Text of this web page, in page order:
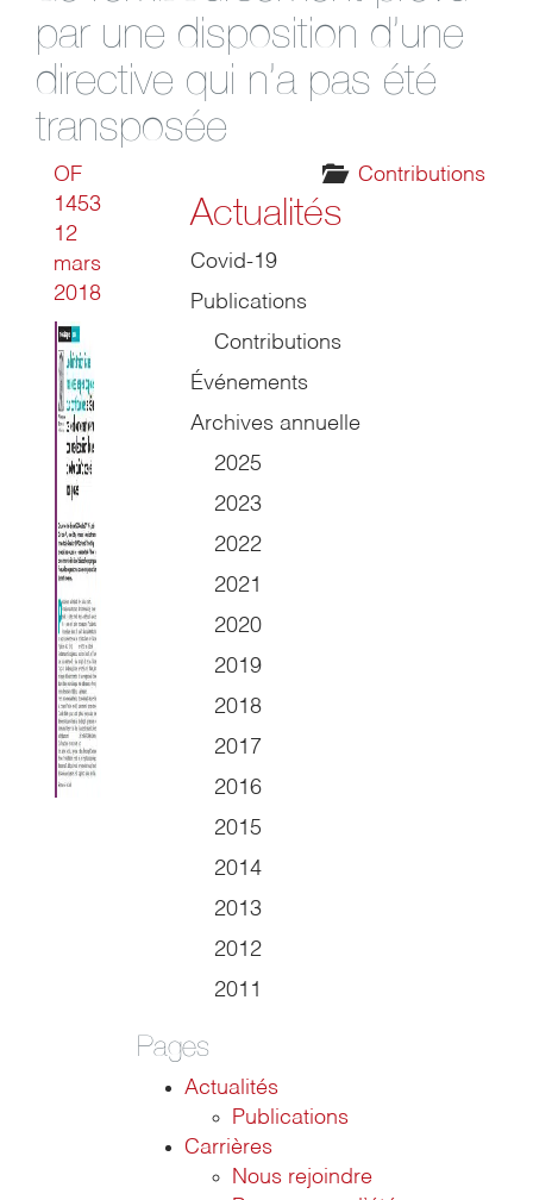
par une disposition d’une
directive qui n’a pas été
transposée
Contributions
OF
1453
12
mars
2018
Actualités
Covid-19
Publications
Contributions
Événements
Archives annuelle
2025
2023
2022
2021
2020
2019
2018
2017
2016
2015
2014
2013
2012
2011
Pages
Actualités
Publications
Carrières
Nous rejoindre